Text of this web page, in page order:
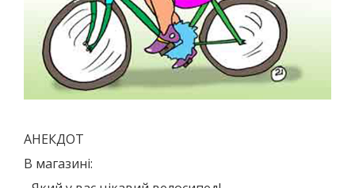
АНЕКДОТ
В магазині: